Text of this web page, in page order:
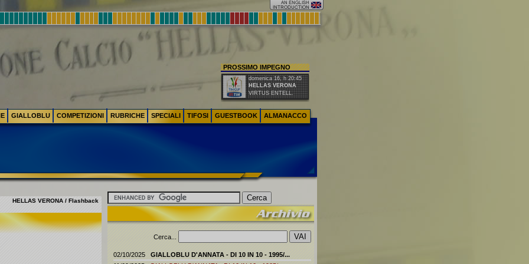
PROSSIMO IMPEGNO
domenica 16, h 20:45
HELLAS VERONA
VIRTUS ENTELL.
HELLAS VERONA / Flashback
Cerca...
02/10/2025 GIALLOBLU D'ANNATA - DI 10 IN 10 - 1995/...
GIALLOBLU COMPETIZIONI RUBRICHE SPECIALI TIFOSI GUESTBOOK ALMANACCO